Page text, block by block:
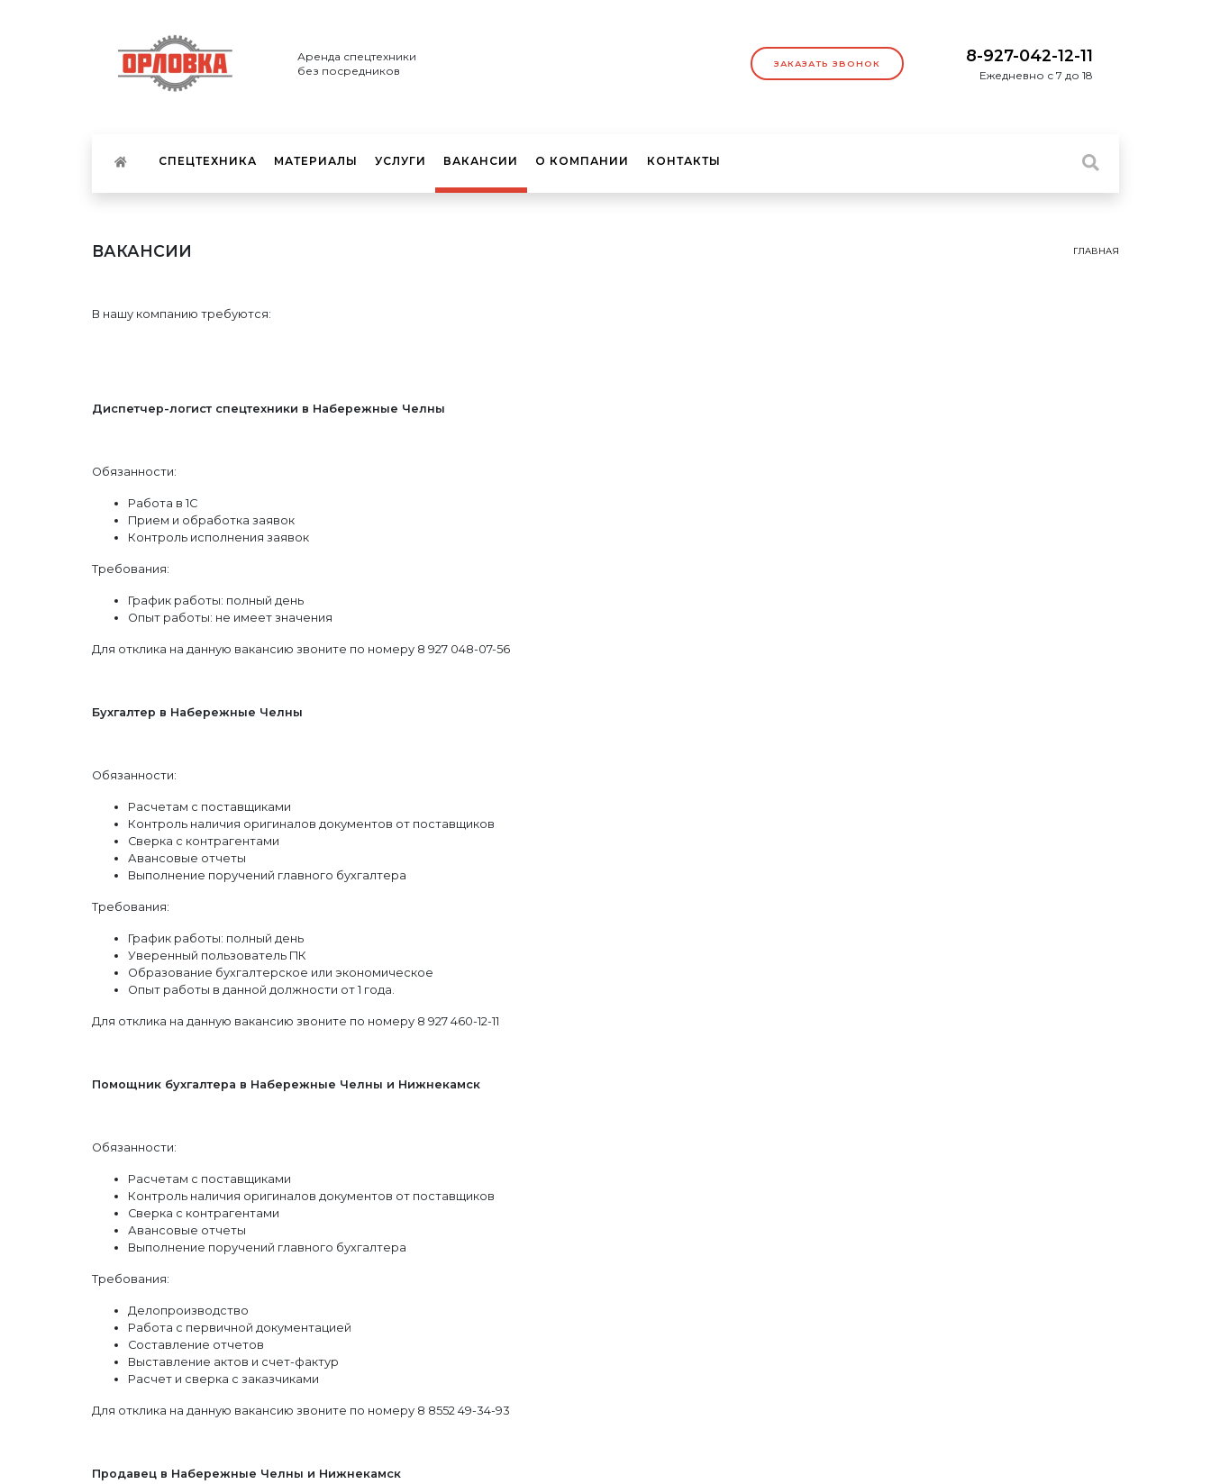
Аренда спецтехники
без посредников
ЗАКАЗАТЬ ЗВОНОК 8-927-042-12-11
Ежедневно с 7 до 18
СПЕЦТЕХНИКА МАТЕРИАЛЫ УСЛУГИ ВАКАНСИИ О КОМПАНИИ КОНТАКТЫ
ГЛАВНАЯ
ВАКАНСИИ
В нашу компанию требуются:
Диспетчер-логист спецтехники в Набережные Челны
Обязанности:
Работа в 1С
Прием и обработка заявок
Контроль исполнения заявок
Требования:
График работы: полный день
Опыт работы: не имеет значения
Для отклика на данную вакансию звоните по номеру 8 927 048-07-56
Бухгалтер в Набережные Челны
Обязанности:
Расчетам с поставщиками
Контроль наличия оригиналов документов от поставщиков
Сверка с контрагентами
Авансовые отчеты
Выполнение поручений главного бухгалтера
Требования:
График работы: полный день
Уверенный пользователь ПК
Образование бухгалтерское или экономическое
Опыт работы в данной должности от 1 года.
Для отклика на данную вакансию звоните по номеру 8 927 460-12-11
Помощник бухгалтера в Набережные Челны и Нижнекамск
Обязанности:
Расчетам с поставщиками
Контроль наличия оригиналов документов от поставщиков
Сверка с контрагентами
Авансовые отчеты
Выполнение поручений главного бухгалтера
Требования:
Делопроизводство
Работа с первичной документацией
Составление отчетов
Выставление актов и счет-фактур
Расчет и сверка с заказчиками
Для отклика на данную вакансию звоните по номеру 8 8552 49-34-93
Продавец в Набережные Челны и Нижнекамск